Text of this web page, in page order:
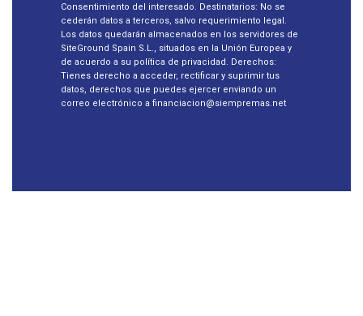
Consentimiento del interesado. Destinatarios: No se
cederán datos a terceros, salvo requerimiento legal.
Los datos quedarán almacenados en los servidores de
SiteGround Spain S.L., situados en la Unión Europea y
de acuerdo a su política de privacidad. Derechos:
Tienes derecho a acceder, rectificar y suprimir tus
datos, derechos que puedes ejercer enviando un
correo electrónico a financiacion@siempremas.net